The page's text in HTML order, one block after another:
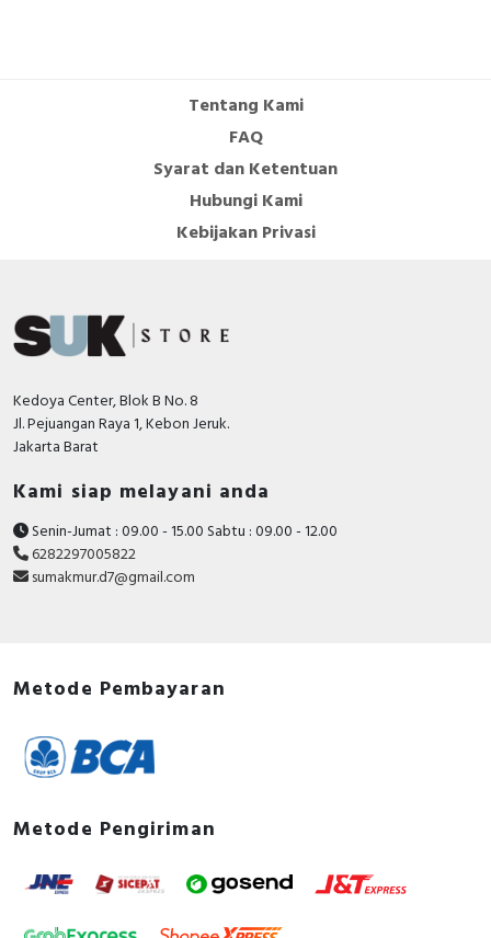
Tentang Kami
FAQ
Syarat dan Ketentuan
Hubungi Kami
Kebijakan Privasi
Kedoya Center, Blok B No. 8
Jl. Pejuangan Raya 1, Kebon Jeruk.
Jakarta Barat
Kami siap melayani anda
Senin-Jumat : 09.00 - 15.00 Sabtu : 09.00 - 12.00
6282297005822
sumakmur.d7@gmail.com
Metode Pembayaran
Metode Pengiriman